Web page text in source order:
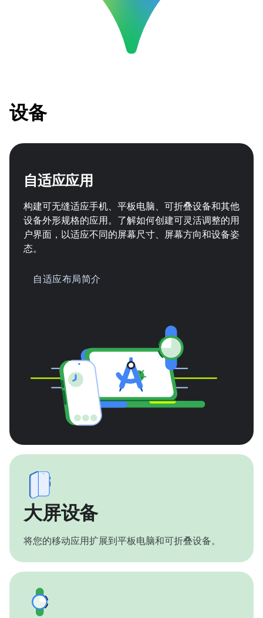
设备
自适应应用
构建可无缝适应手机、平板电脑、可折叠设备和其他
设备外形规格的应用。了解如何创建可灵活调整的用
户界面，以适应不同的屏幕尺寸、屏幕方向和设备姿
态。
自适应布局简介
大屏设备
将您的移动应用扩展到平板电脑和可折叠设备。